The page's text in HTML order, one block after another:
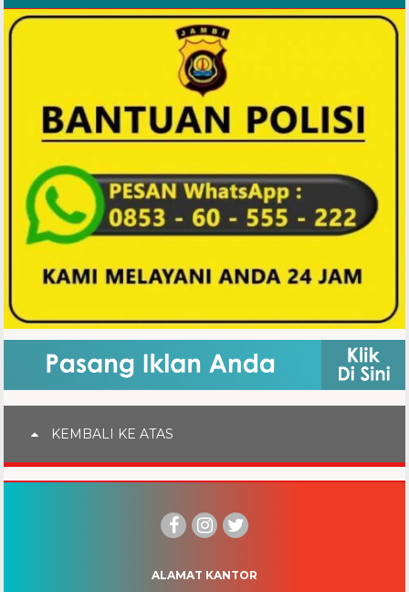
KEMBALI KE ATAS
ALAMAT KANTOR